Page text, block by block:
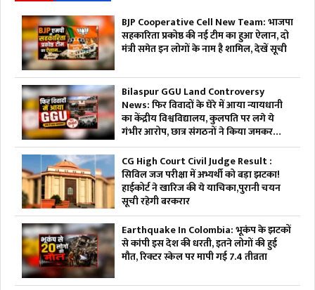
BJP Cooperative Cell New Team: भाजपा
सहकारिता प्रकोष्ठ की नई टीम का हुआ ऐलान, दो
मंत्री समेत इन लोगों के नाम है शामिल, देखें सूची
Bilaspur GGU Land Controversy
News: फिर विवादों के घेरे में आया न्यायधानी
का केंद्रीय विश्वविद्यालय, कुलपति पर लगे ये
गंभीर आरोप, छात्र संगठनों ने किया जमकर
हंगामा
CG High Court Civil Judge Result :
सिविल जज परीक्षा में अभ्यर्थी को बड़ा झटका!
हाईकोर्ट ने खारिज की ये याचिका,पुरानी चयन
सूची रहेगी बरकरार
Earthquake In Colombia: भूकंप के झटकों
से कांपी इस देश की धरती, इतने लोगों की हुई
मौत, रिक्टर स्केल पर मापी गई 7.4 तीव्रता